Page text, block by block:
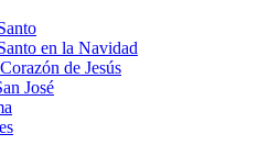
en la Navidad
de Jesús
José